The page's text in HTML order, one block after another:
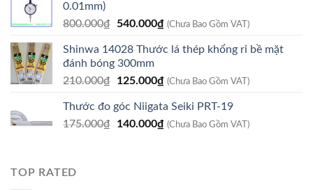
0.01mm)
800.000₫
Giá
là:
800.000₫.
540.000₫Giá
tại
540.000₫.
(Chưa Bao Gồm VAT)
Shinwa 14028 Thước lá thép khổng rỉ bề mặt
đánh bóng 300mm
210.000₫
Giá
là:
210.000₫.
125.000₫Giá
tại
là:
(Chưa Bao Gồm VAT)
Thước đo góc Niigata Seiki PRT-19
175.000₫
Giá
140.000₫Giá
(Chưa Bao Gồm VAT)
TOP RATED